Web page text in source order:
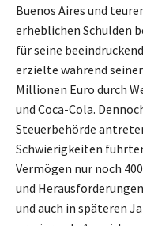
Buenos Aires und
erheblichen Schulden
für seine
erzielte während
Millionen Euro durch
und Coca-Cola.
Steuerbehörde
Schwierigkeiten
Vermögen nur noch
und
und auch in späteren